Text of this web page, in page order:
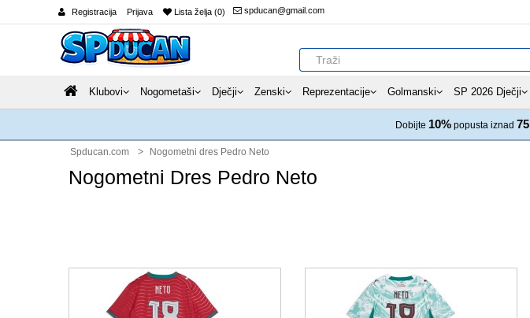
Registracija Prijava Lista želja (0) spducan@gmail.com
Klubovi Nogometaši Dječji Zenski Reprezentacije Golmanski SP 2026 Dječji
Dobijte 10% popusta iznad 75
Spducan.com Nogometni dres Pedro Neto
Nogometni Dres Pedro Neto